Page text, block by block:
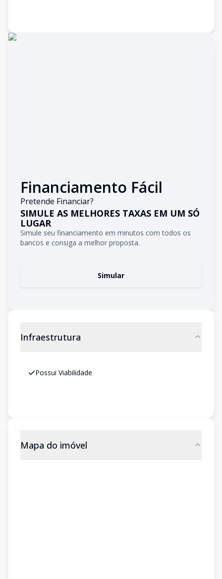
Financiamento Fácil
Pretende Financiar?
SIMULE AS MELHORES TAXAS EM UM SÓ
LUGAR
Simule seu financiamento em minutos com todos os
bancos e consiga a melhor proposta.
Simular
Infraestrutura
Possui Viabilidade
Mapa do imóvel